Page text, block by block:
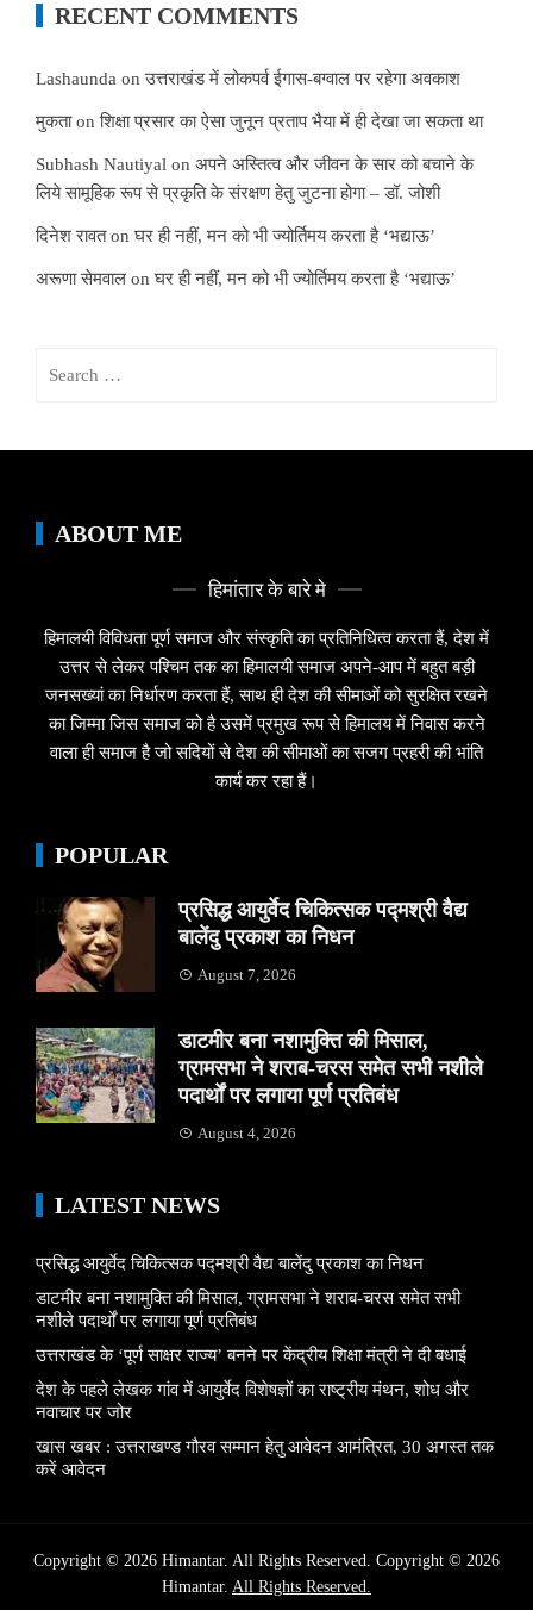
RECENT COMMENTS
Lashaunda onउत्तराखंड में लोकपर्व ईगास-बग्वाल पर रहेगा अवकाश
मुकताonशिक्षा प्रसार का ऐसा जुनून प्रताप भैया में ही देखा जा सकता था
Subhash Nautiyal on अपने अस्तित्व और जीवन के सार को बचाने के
लिये सामूहिक रूप से प्रकृति के संरक्षण हेतु जुटना होगा – डॉ. जोशी
दिनेश रावतonघर ही नहीं, मन को भी ज्योर्तिमय करता है ‘भद्याऊ’
अरूणा सेमवाल onघर ही नहीं, मन को भी ज्योर्तिमय करता है ‘भद्याऊ’
ABOUT ME
हिमांतार के बारे मे
हिमालयी विविधता पूर्ण समाज और संस्कृति का प्रतिनिधित्व करता हैं, देश में
उत्तर से लेकर पश्चिम तक का हिमालयी समाज अपने-आप में बहुत बड़ी
जनसख्यां का निर्धारण करता हैं, साथ ही देश की सीमाओं को सुरक्षित रखने
का जिम्मा जिस समाज को है उसमें प्रमुख रूप से हिमालय में निवास करने
वाला ही समाज है जो सदियों से देश की सीमाओं का सजग प्रहरी की भांति
कार्य कर रहा हैं।
POPULAR
प्रसिद्ध आयुर्वेद चिकित्सक पद्मश्री वैद्य
बालेंदु प्रकाश का निधन
August 7, 2026
डाटमीर बना नशामुक्ति की मिसाल,
ग्रामसभा ने शराब-चरस समेत सभी नशीले
पदार्थों पर लगाया पूर्ण प्रतिबंध
August 4, 2026
LATEST NEWS
प्रसिद्ध आयुर्वेद चिकित्सक पद्मश्री वैद्य बालेंदु प्रकाश का निधन
डाटमीर बना नशामुक्ति की मिसाल, ग्रामसभा ने शराब-चरस समेत सभी
नशीले पदार्थों पर लगाया पूर्ण प्रतिबंध
उत्तराखंड के ‘पूर्ण साक्षर राज्य’ बनने पर केंद्रीय शिक्षा मंत्री ने दी बधाई
देश के पहले लेखक गांव में आयुर्वेद विशेषज्ञों का राष्ट्रीय मंथन, शोध और
नवाचार पर जोर
खास खबर : उत्तराखण्ड गौरव सम्मान हेतु आवेदन आमंत्रित, 30 अगस्त तक
करें आवेदन
Copyright © 2026 Himantar. All Rights Reserved. Copyright © 2026
Himantar. All Rights Reserved.